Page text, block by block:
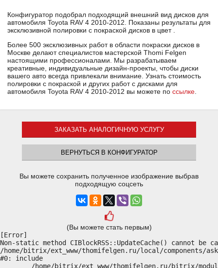
Конфигуратор подобрал подходящий внешний вид дисков для
автомобиля Toyota RAV 4 2010-2012. Показаны результаты для
эксклюзивной полировки с покраской дисков в цвет .
Более 500 эксклюзивных работ в области покраски дисков в
Москве делают специалистов мастерской Thomi Felgen
настоящими профессионалами. Мы разрабатываем
креативные, индивидуальные дизайн-проекты, чтобы диски
вашего авто всегда привлекали внимание. Узнать стоимость
полировки с покраской и других работ с дисками для
автомобиля Toyota RAV 4 2010-2012 вы можете по ссылке.
ЗАКАЗАТЬ АНАЛОГИЧНУЮ УСЛУГУ
ВЕРНУТЬСЯ В КОНФИГУРАТОР
Вы можете сохранить полученное изображение выбрав
подходящую соцсеть
(Вы можете стать первым)
[Error]
Non-static method CIBlockRSS::UpdateCache() cannot
/home/bitrix/ext_www/thomifelgen.ru/local/components/
#0: include